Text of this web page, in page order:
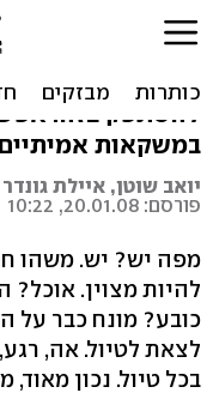
בר בשטח
חשוב לשתות מים
להסתפק בזה.
במשקאות
יואב שוטן, איילת גונדר
פורסם: 20.01.08, 10:22
מפה יש? יש. משהו
להיות מצוין.
כובע? מונח כבר
לצאת לטיול. אה,
בכל טיול. נכון